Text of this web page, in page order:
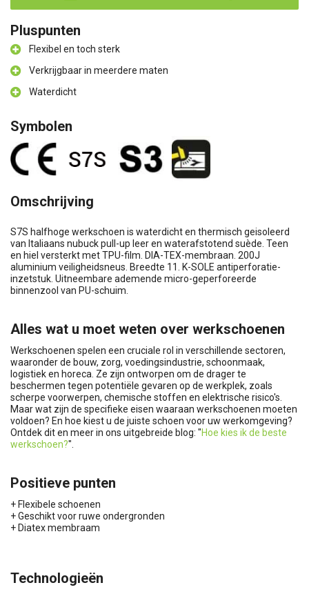
Pluspunten
Flexibel en toch sterk
Verkrijgbaar in meerdere maten
Waterdicht
Symbolen
Omschrijving
S7S halfhoge werkschoen is waterdicht en thermisch geisoleerd
van Italiaans nubuck pull-up leer en waterafstotend suède. Teen
en hiel versterkt met TPU-film. DIA-TEX-membraan. 200J
aluminium veiligheidsneus. Breedte 11. K-SOLE antiperforatie-
inzetstuk. Uitneembare ademende micro-geperforeerde
binnenzool van PU-schuim.
Alles wat u moet weten over werkschoenen
Werkschoenen spelen een cruciale rol in verschillende sectoren,
waaronder de bouw, zorg, voedingsindustrie, schoonmaak,
logistiek en horeca. Ze zijn ontworpen om de drager te
beschermen tegen potentiële gevaren op de werkplek, zoals
scherpe voorwerpen, chemische stoffen en elektrische risico's.
Maar wat zijn de specifieke eisen waaraan werkschoenen moeten
voldoen? En hoe kiest u de juiste schoen voor uw werkomgeving?
Ontdek dit en meer in ons uitgebreide blog: "Hoe kies ik de beste
werkschoen?".
Positieve punten
+ Flexibele schoenen
+ Geschikt voor ruwe ondergronden
+ Diatex membraam
Technologieën